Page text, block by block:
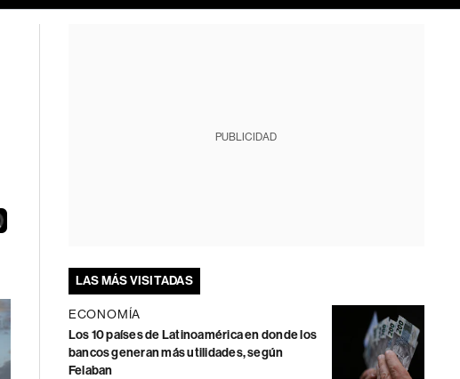
PUBLICIDAD
LAS MÁS VISITADAS
ECONOMÍA
Los 10 países de Latinoamérica en donde los
bancos generan más utilidades, según
Felaban